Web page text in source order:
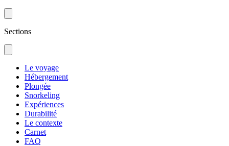
Sections
Le voyage
Hébergement
Plongée
Snorkeling
Expériences
Durabilité
Le contexte
Carnet
FAQ